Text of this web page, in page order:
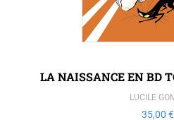
LA NAISSANCE EN BD
LUCILE
35,00 €